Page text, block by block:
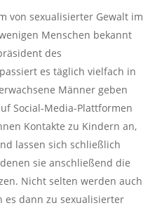
von sexualisierter Gewalt im
Menschen bekannt
des
es täglich vielfach in
Männer geben
Social-Media-Plattformen
Kontakte zu Kindern an,
lassen sich schließlich
sie anschließend die
Nicht selten werden auch
es dann zu sexualisierter